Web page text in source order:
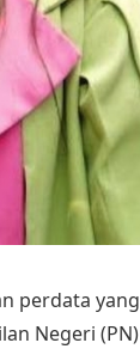
perdata yang
Negeri (PN)